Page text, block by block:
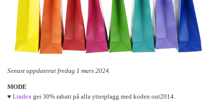
Senast uppdaterat fredag 1 mars 2024.
MODE
♥ Lindex ger 30% rabatt på alla ytterplagg med koden out2014.